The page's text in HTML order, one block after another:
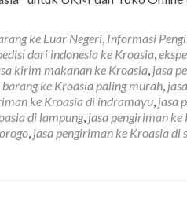
ke Luar Negeri, Informasi
dari indonesia ke Kroasia,
kirim makanan ke Kroasia, jasa
ke Kroasia paling murah,
ke Kroasia di indramayu, jasa
di lampung, jasa pengiriman
, jasa pengiriman ke Kroasia di